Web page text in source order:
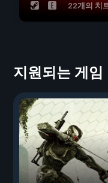
22개의 치
지원되는 게임